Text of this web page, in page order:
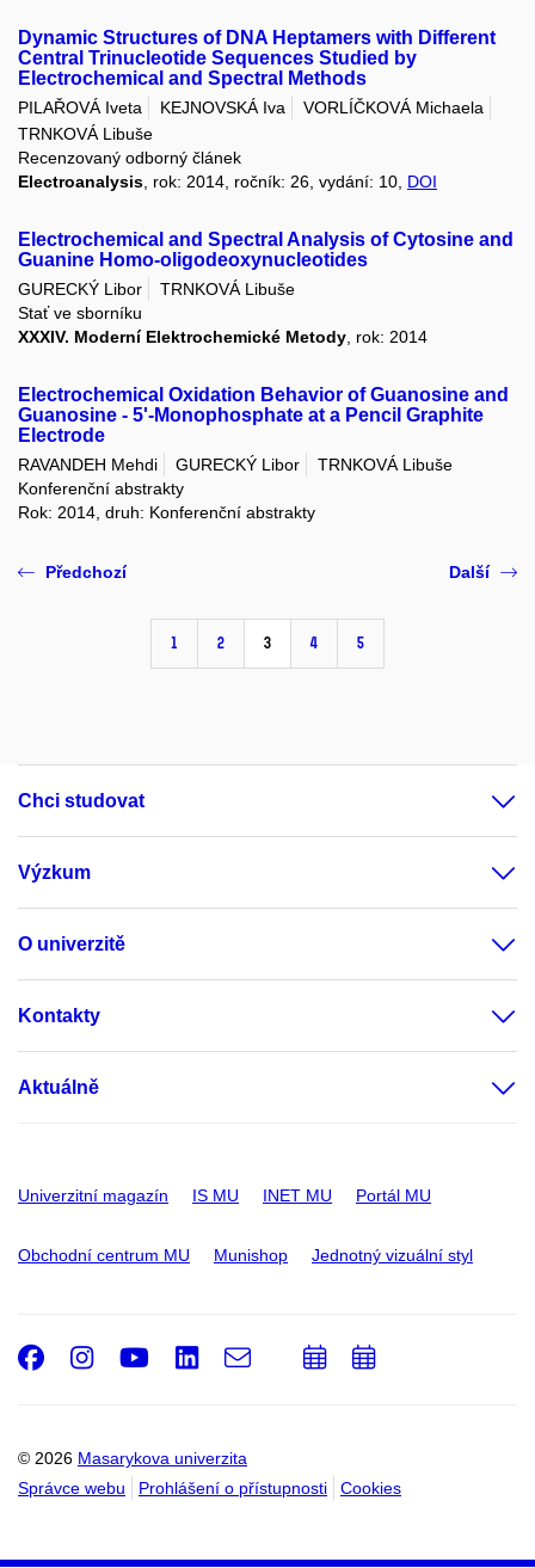
Dynamic Structures of DNA Heptamers with Different
Central Trinucleotide Sequences Studied by
Electrochemical and Spectral Methods
PILAŘOVÁ Iveta KEJNOVSKÁ Iva
VORLÍČKOVÁ Michaela
TRNKOVÁ Libuše
Recenzovaný odborný článek
Electroanalysis , rok: 2014, ročník: 26, vydání: 10, DOI
Electrochemical and Spectral Analysis of Cytosine and
Guanine Homo-oligodeoxynucleotides
GURECKÝ Libor
TRNKOVÁ Libuše
Stať ve sborníku
XXXIV. Moderní Elektrochemické Metody , rok: 2014
Electrochemical Oxidation Behavior of Guanosine and
Guanosine - 5'-Monophosphate at a Pencil Graphite
Electrode
RAVANDEH Mehdi GURECKÝ Libor
TRNKOVÁ Libuše
Konferenční abstrakty
Rok: 2014, druh: Konferenční abstrakty
Předchozí
1 2 3 4 5
Další
Chci studovat
Výzkum
O univerzitě
Kontakty
Aktuálně
Univerzitní magazín IS MU INET MU Portál MU
Obchodní centrum MU Munishop Jednotný vizuální styl
© 2026 Masarykova univerzita
Správce webu
Prohlášení o přístupnosti Cookies
Facebook
Instagram
Youtube
LinkedIn
e-
PřidatPřidat